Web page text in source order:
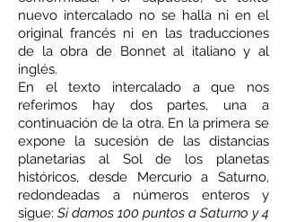
nuevo intercalado no se halla ni en el
original francés ni en las traducciones
de la obra de Bonnet al italiano y al
inglés.
En el texto intercalado a que nos
referimos hay dos partes, una a
continuación de la otra. En la primera se
expone la sucesión de las distancias
planetarias al Sol de los planetas
históricos, desde Mercurio a Saturno,
redondeadas a números enteros y
sigue: Si damos 100 puntos a Saturno y 4